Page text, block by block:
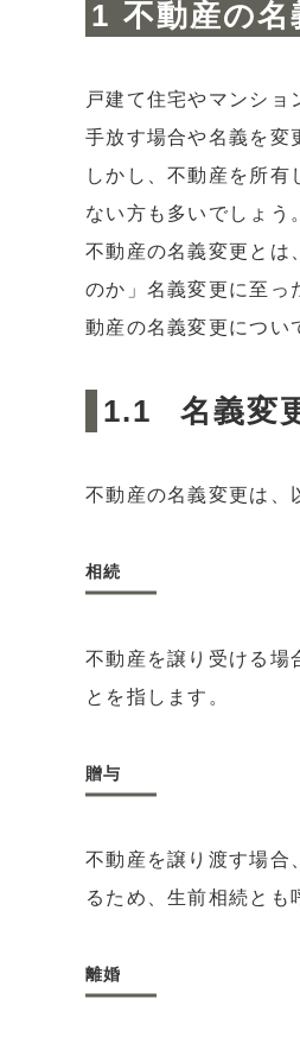
2.4売買による
4不動産の名義変
5まとめ：不動産
不動産の名
戸建て住宅やマンシ
手放す場合や名義を変
しかし、不動産を所
ない方も多いでしょう。
不動産の名義変更とは
のか」名義変更に至っ
動産の名義変更につい
名義変
不動産の名義変更は、
相続
不動産を譲り受ける場
とを指します。
贈与
不動産を譲り渡す場合
るため、生前相続とも
離婚